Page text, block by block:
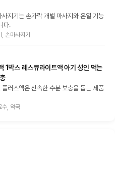
지기는 손가락 개별 마사지와 온열 기능
다.
, 손마사지기
1박스 레스큐라이트액 아기 성인 먹는
러스액은 신속한 수분 보충을 돕는 제품
수, 약국